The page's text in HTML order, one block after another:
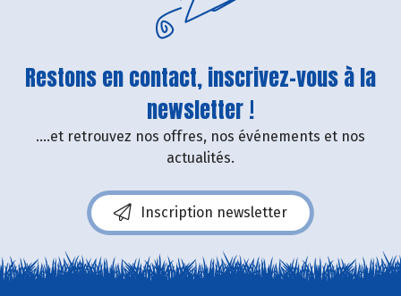
Restons en contact, inscrivez-vous à la
newsletter !
....et retrouvez nos offres, nos événements et nos
actualités.
Inscription newsletter